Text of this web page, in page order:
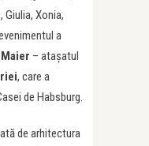
Giulia, Xonia,
a
– atașatul
, care a
de Habsburg.
de arhitectura